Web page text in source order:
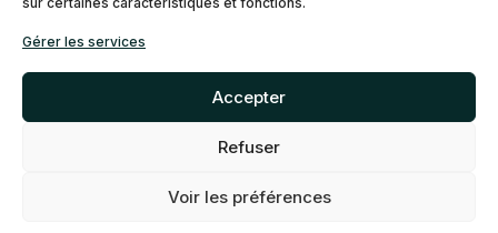
Gérer les services
Accepter
Refuser
Voir les préférences
Politique de cookies (CA)
©2026 Réseau Capital. Tous
droits reservés -
My Little
- Agence web